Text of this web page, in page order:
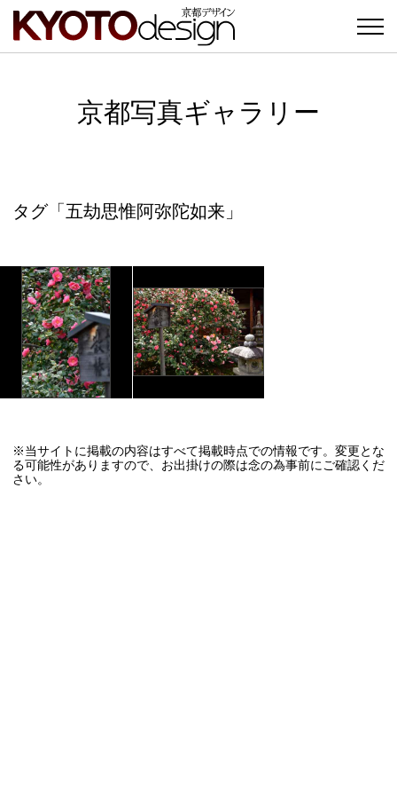
京都写真ギャラリー
タグ「五劫思惟阿弥陀如来」
※当サイトに掲載の内容はすべて掲載時点での情報です。変更とな
る可能性がありますので、お出掛けの際は念の為事前にご確認くだ
さい。